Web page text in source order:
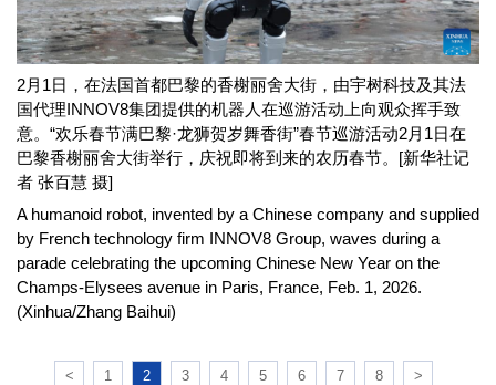
2月1日，在法国首都巴黎的香榭丽舍大街，由宇树科技及其法
国代理INNOV8集团提供的机器人在巡游活动上向观众挥手致
意。“欢乐春节满巴黎·龙狮贺岁舞香街”春节巡游活动2月1日在
巴黎香榭丽舍大街举行，庆祝即将到来的农历春节。[新华社记
者 张百慧 摄]
A humanoid robot, invented by a Chinese company and supplied
by French technology firm INNOV8 Group, waves during a
parade celebrating the upcoming Chinese New Year on the
Champs-Elysees avenue in Paris, France, Feb. 1, 2026.
(Xinhua/Zhang Baihui)
< 1 2 3 4 5 6 7 8 >